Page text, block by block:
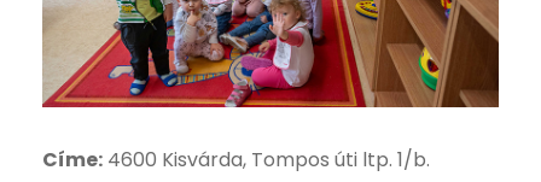
Címe: 4600 Kisvárda, Tompos úti ltp. 1/b.